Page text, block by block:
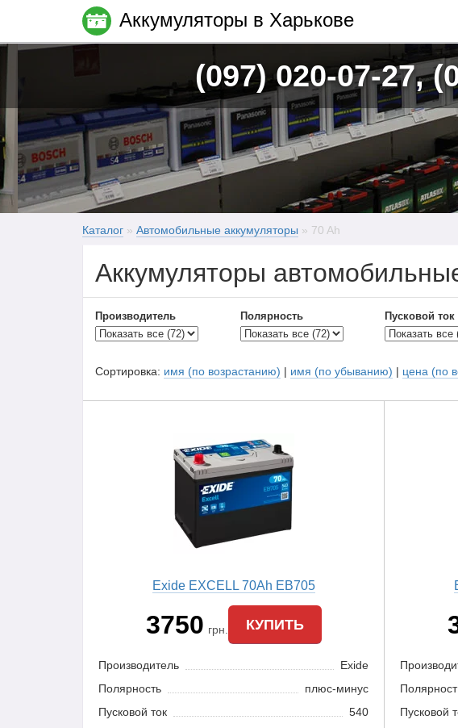
(097) 020-07-27,
Каталог » Автомобильные аккумуляторы » 70 Ah
Аккумуляторы
Производитель Полярность Пусковой ток
Сортировка: имя (по возрастанию) | имя (по убыванию) | цена (по
Exide EXCELL 70Ah EB705
3750 грн. КУПИТЬ
Производитель
Exide
Полярность
плюс-минус
Пусковой ток
540
Пусковой
Аккумуляторы в Харькове